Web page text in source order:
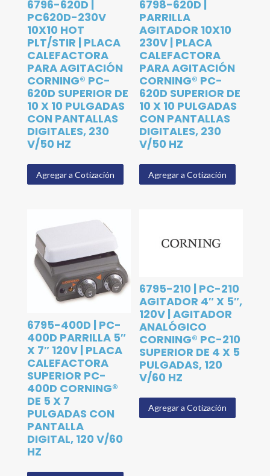
6796-620D |
PC620D-230V
10X10 HOT
PLT/STIR | PLACA
CALEFACTORA
PARA AGITACIÓN
CORNING® PC-
620D SUPERIOR DE
10 X 10 PULGADAS
CON PANTALLAS
DIGITALES, 230
V/50 HZ
Agregar a Cotización
6798-620D |
PARRILLA
AGITADOR 10X10
230V | PLACA
CALEFACTORA
PARA AGITACIÓN
CORNING® PC-
620D SUPERIOR DE
10 X 10 PULGADAS
CON PANTALLAS
DIGITALES, 230
V/50 HZ
Agregar a Cotización
6795-400D | PC-
400D PARRILLA 5″
X 7″ 120V | PLACA
CALEFACTORA
SUPERIOR PC-
400D CORNING®
DE 5 X 7
PULGADAS CON
PANTALLA
DIGITAL, 120 V/60
HZ
6795-210 | PC-210
AGITADOR 4″ X 5″,
120V | AGITADOR
ANALÓGICO
CORNING® PC-210
SUPERIOR DE 4 X 5
PULGADAS, 120
V/60 HZ
Agregar a Cotización